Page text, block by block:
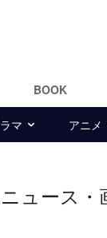
BOOK
マ アニメ
ュース・